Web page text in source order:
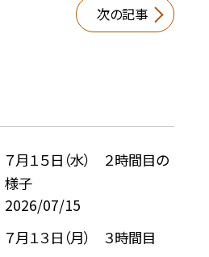
次の記事
７月１５日（水） ２時間目の
様子
2026/07/15
７月１３日（月） ３時間目